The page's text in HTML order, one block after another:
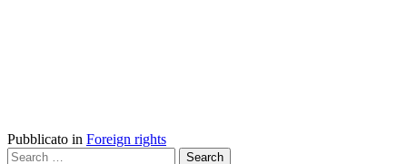
Pubblicato in Foreign rights
Search